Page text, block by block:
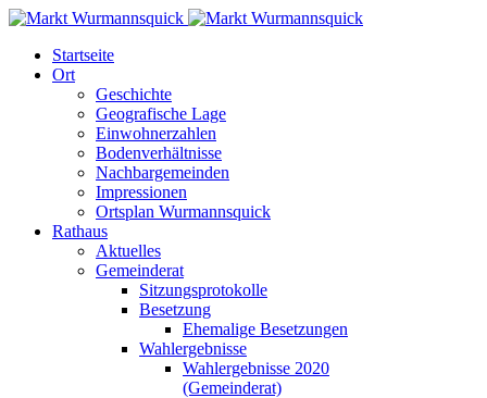
Startseite
Ort
Geschichte
Geografische Lage
Einwohnerzahlen
Bodenverhältnisse
Nachbargemeinden
Impressionen
Ortsplan Wurmannsquick
Rathaus
Aktuelles
Gemeinderat
Sitzungsprotokolle
Besetzung
Ehemalige Besetzungen
Wahlergebnisse
Wahlergebnisse 2020
(Gemeinderat)